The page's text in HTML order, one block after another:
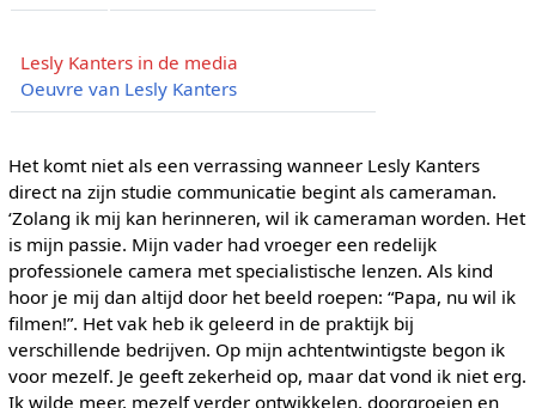
Lesly Kanters in de media
Oeuvre van Lesly Kanters
Het komt niet als een verrassing wanneer Lesly Kanters
direct na zijn studie communicatie begint als cameraman.
‘Zolang ik mij kan herinneren, wil ik cameraman worden. Het
is mijn passie. Mijn vader had vroeger een redelijk
professionele camera met specialistische lenzen. Als kind
hoor je mij dan altijd door het beeld roepen: “Papa, nu wil ik
filmen!”. Het vak heb ik geleerd in de praktijk bij
verschillende bedrijven. Op mijn achtentwintigste begon ik
voor mezelf. Je geeft zekerheid op, maar dat vond ik niet erg.
Ik wilde meer, mezelf verder ontwikkelen, doorgroeien en